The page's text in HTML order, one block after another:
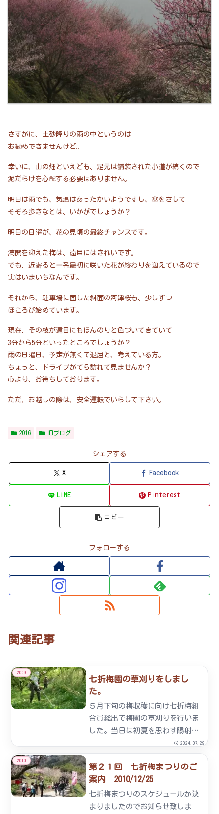
さすがに、土砂降りの雨の中というのは
お勧めできませんけど。
幸いに、山の畑といえども、足元は舗装された小道が続くので
泥だらけを心配する必要はありません。
明日は雨でも、気温はあったかいようですし、傘をさして
そぞろ歩きなどは、いかがでしょうか？
明日の日曜が、花の見頃の最終チャンスです。
満開を迎えた梅は、遠目にはきれいです。
でも、近寄ると一番最初に咲いた花が終わりを迎えているので
実はいまいちなんです。
それから、駐車場に面した斜面の河津桜も、少しずつ
ほころび始めています。
現在、その枝が遠目にもほんのりと色づいてきていて
3分から5分といったところでしょうか？
雨の日曜日、予定が無くて退屈と、考えている方。
ちょっと、ドライブがてら訪れて見ませんか？
心より、お待ちしております。
ただ、お越しの際は、安全運転でいらして下さい。
2016 旧ブログ
シェアする
X Facebook
LINE Pinterest
コピー
フォローする
関連記事
2009
七折梅園の草刈りをしまし
た。
５月下旬の梅収穫に向け七折梅組
合員総出で梅園の草刈りを行いま
した。当日は初夏を思わす陽射し
の中半日程度の作業を行い、気持
ちの良い汗を流しました。青々と
した梅の実もたわわに実り始めま
した。しかし、今年は３月下旬～
４月上旬にかけての晩霜の影響
で...
2024.07.29
2010
第２１回 七折梅まつりのご
案内 2010/12/25
七折梅まつりのスケジュールが決
まりましたのでお知らせ致しま